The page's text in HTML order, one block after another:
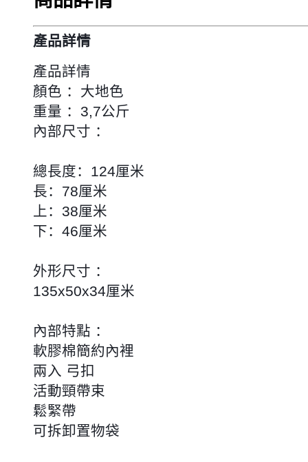
產品詳情
產品詳情
顏色 ：大地色
重量 ：3,7公斤
內部尺寸 ：
總長度：124厘米
長：78厘米
上：38厘米
下：46厘米
外形尺寸 ：
135x50x34厘米
內部特點 ：
軟膠棉簡約內裡
兩入 弓扣
活動頸帶束
鬆緊帶
可拆卸置物袋